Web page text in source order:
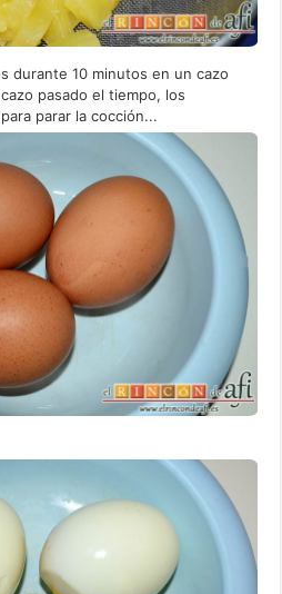
durante 10 minutos en un cazo
pasado el tiempo, los
parar la cocción...